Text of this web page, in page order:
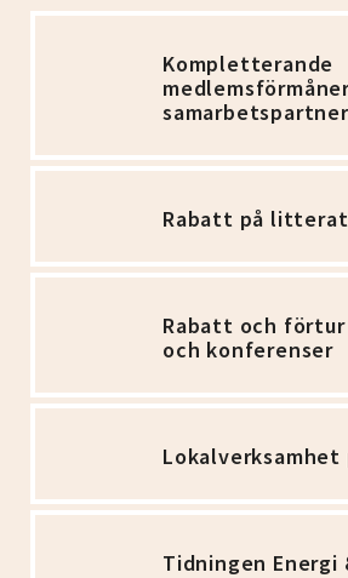
Kompletterande
Rabatt på
Rabatt och förtur
och konferenser
Lokalverksamhet
Tidningen Energi